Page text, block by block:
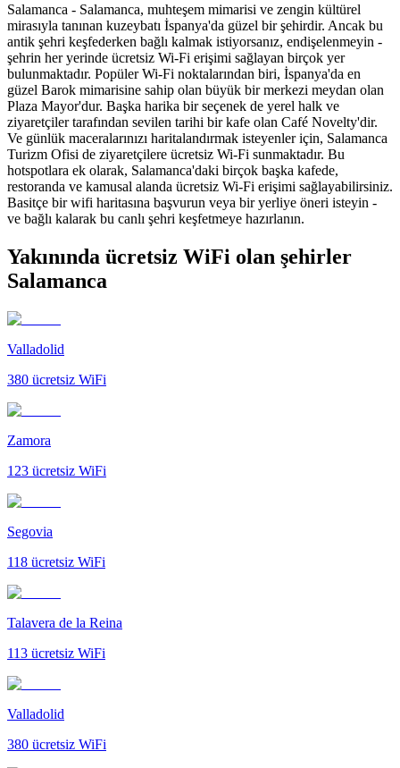
Salamanca - Salamanca, muhteşem mimarisi ve zengin kültürel
mirasıyla tanınan kuzeybatı İspanya'da güzel bir şehirdir. Ancak bu
antik şehri keşfederken bağlı kalmak istiyorsanız, endişelenmeyin -
şehrin her yerinde ücretsiz Wi-Fi erişimi sağlayan birçok yer
bulunmaktadır. Popüler Wi-Fi noktalarından biri, İspanya'da en
güzel Barok mimarisine sahip olan büyük bir merkezi meydan olan
Plaza Mayor'dur. Başka harika bir seçenek de yerel halk ve
ziyaretçiler tarafından sevilen tarihi bir kafe olan Café Novelty'dir.
Ve günlük maceralarınızı haritalandırmak isteyenler için, Salamanca
Turizm Ofisi de ziyaretçilere ücretsiz Wi-Fi sunmaktadır. Bu
hotspotlara ek olarak, Salamanca'daki birçok başka kafede,
restoranda ve kamusal alanda ücretsiz Wi-Fi erişimi sağlayabilirsiniz.
Basitçe bir wifi haritasına başvurun veya bir yerliye öneri isteyin -
ve bağlı kalarak bu canlı şehri keşfetmeye hazırlanın.
Yakınında ücretsiz WiFi olan şehirler
Salamanca
Valladolid
380 ücretsiz WiFi
Zamora
123 ücretsiz WiFi
Segovia
118 ücretsiz WiFi
Talavera de la Reina
113 ücretsiz WiFi
Valladolid
380 ücretsiz WiFi